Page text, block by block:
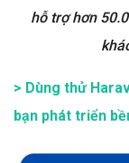
hỗ trợ hơn
> Dùng thử
bạn phát triển